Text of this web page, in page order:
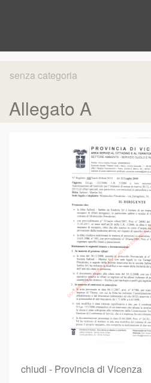
senza categoria
Allegato A
chiudi - Provincia di Vicenza